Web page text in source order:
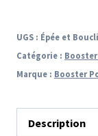
Pokémon
Japonais
-
et
Bouclier
UGS : Épée et
Catégorie :
Marque : Booster
Description